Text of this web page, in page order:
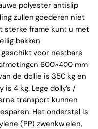
polyester antislip
zullen goederen niet
sterke frame kunt u met
bakken
voor nestbare
600×400 mm
de dollie is 350 kg en
4 kg. Lege dolly’s /
transport kunnen
Het onderstel is
(PP) zwenkwielen,